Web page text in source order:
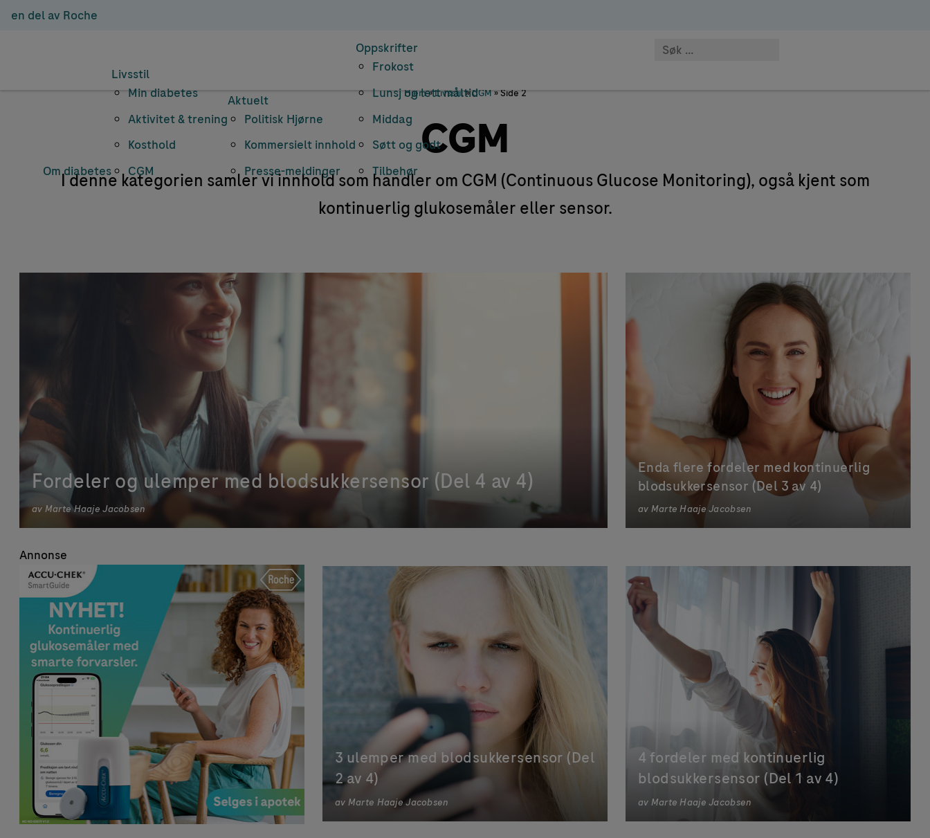
en del av Roche
Om diabetes
Livsstil
Min diabetes
Aktivitet & trening
Kosthold
CGM
Aktuelt
Politisk Hjørne
Kommersielt innhold
Presse-meldinger
Oppskrifter
Frokost
Lunsj og lett måltid
Middag
Søtt og godt
Tilbehør
Hjem»Livsstil»CGM » Side 2
CGM
I denne kategorien samler vi innhold som handler om CGM (Continuous Glucose Monitoring), også kjent som
kontinuerlig glukosemåler eller sensor.
Fordeler og ulemper med blodsukkersensor (Del 4 av 4)
av Marte Haaje Jacobsen
Enda flere fordeler med kontinuerlig
blodsukkersensor (Del 3 av 4)
av Marte Haaje Jacobsen
Annonse
3 ulemper med blodsukkersensor (Del
2 av 4)
av Marte Haaje Jacobsen
4 fordeler med kontinuerlig
blodsukkersensor (Del 1 av 4)
av Marte Haaje Jacobsen